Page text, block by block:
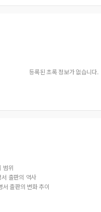
등록된 초록 정보가 없습니다.
범위
서 출판의 역사
서 출판의 변화 추이